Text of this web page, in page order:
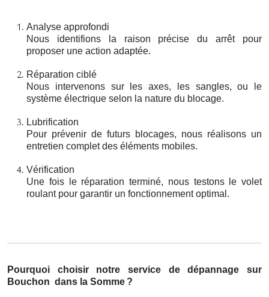
Analyse approfondi
Nous identifions la raison précise du arrêt pour
proposer une action adaptée.
Réparation ciblé
Nous intervenons sur les axes, les sangles, ou le
système électrique selon la nature du blocage.
Lubrification
Pour prévenir de futurs blocages, nous réalisons un
entretien complet des éléments mobiles.
Vérification
Une fois le réparation terminé, nous testons le volet
roulant pour garantir un fonctionnement optimal.
Pourquoi choisir notre service de dépannage sur
Bouchon dans la Somme ?